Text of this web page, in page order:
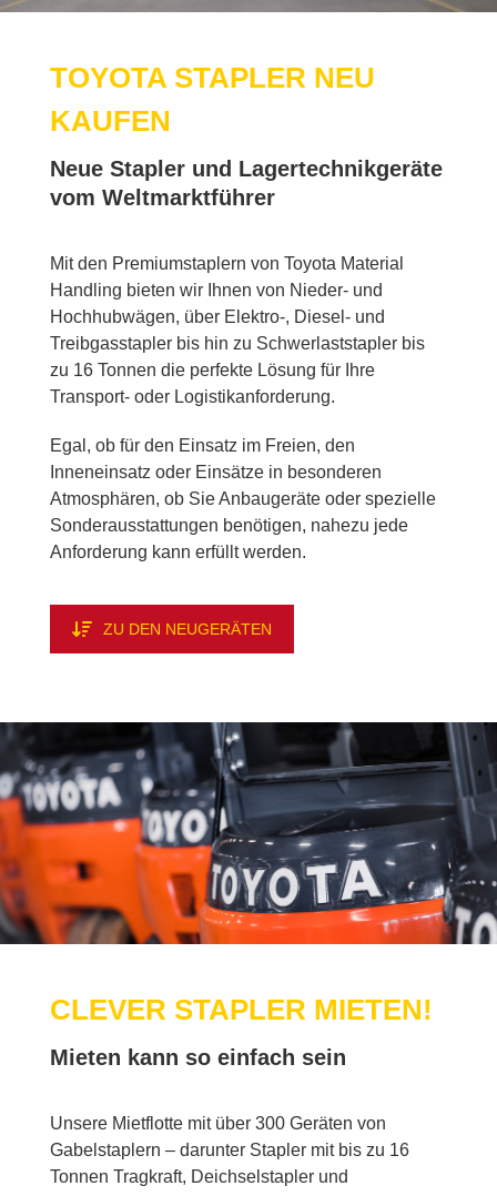
TO­YO­TA STAP­LER NEU
KAU­FEN
Neue Stap­ler und La­ger­tech­nik­ge­rä­te
vom Welt­markt­füh­rer
Mit den Pre­mi­um­stap­lern von To­yo­ta Ma­te­ri­al
Hand­ling bie­ten wir Ih­nen von Nie­der- und
Hoch­hub­wä­gen, über Elektro‑, Die­sel- und
Treib­gas­stap­ler bis hin zu Schwer­last­stap­ler bis
zu 16 Ton­nen die per­fek­te Lö­sung für Ihre
Trans­port- oder Lo­gis­tik­an­for­de­rung.
Egal, ob für den Ein­satz im Frei­en, den
In­nen­ein­satz oder Ein­sät­ze in be­son­de­ren
At­mo­sphä­ren, ob Sie An­bau­ge­rä­te oder spe­zi­el­le
Son­der­aus­stat­tun­gen be­nö­ti­gen, na­he­zu jede
An­for­de­rung kann er­füllt wer­den.
ZU DEN NEU­GE­RÄ­TEN
CLE­VER STAP­LER MIE­TEN!
Mie­ten kann so ein­fach sein
Un­se­re Miet­flot­te mit über 300 Ge­rä­ten von
Ga­bel­stap­lern – dar­un­ter Stap­ler mit bis zu 16
Ton­nen Trag­kraft, Deich­sel­stap­ler und